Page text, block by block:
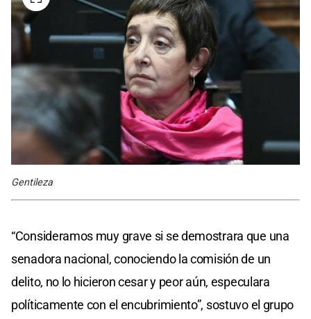
Gentileza
“Consideramos muy grave si se demostrara que una
senadora nacional, conociendo la comisión de un
delito, no lo hicieron cesar y peor aún, especulara
políticamente con el encubrimiento”, sostuvo el grupo